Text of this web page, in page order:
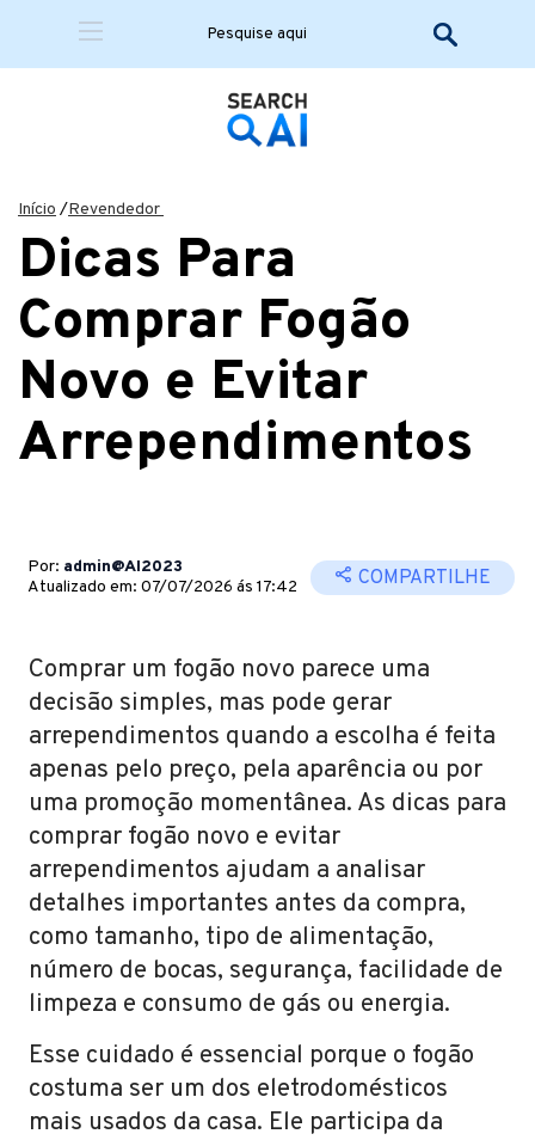
Início /Revendedor
Dicas Para
Comprar Fogão
Novo e Evitar
Arrependimentos
Por: admin@AI2023
Atualizado em: 07/07/2026 ás 17:42
COMPARTILHE
Comprar um fogão novo parece uma
decisão simples, mas pode gerar
arrependimentos quando a escolha é feita
apenas pelo preço, pela aparência ou por
uma promoção momentânea. As dicas para
comprar fogão novo e evitar
arrependimentos ajudam a analisar
detalhes importantes antes da compra,
como tamanho, tipo de alimentação,
número de bocas, segurança, facilidade de
limpeza e consumo de gás ou energia.
Esse cuidado é essencial porque o fogão
costuma ser um dos eletrodomésticos
mais usados da casa. Ele participa da